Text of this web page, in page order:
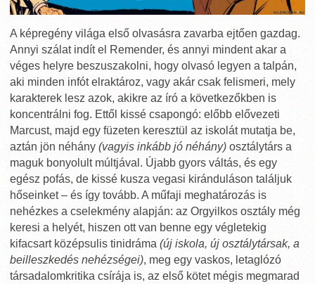
A képregény világa első olvasásra zavarba ejtően gazdag.
Annyi szálat indít el Remender, és annyi mindent akar a
véges helyre beszuszakolni, hogy olvasó legyen a talpán,
aki minden infót elraktároz, vagy akár csak felismeri, mely
karakterek lesz azok, akikre az író a következőkben is
koncentrálni fog. Ettől kissé csapongó: előbb elővezeti
Marcust, majd egy füzeten keresztül az iskolát mutatja be,
aztán jön néhány (vagyis inkább jó néhány) osztálytárs a
maguk bonyolult múltjával. Újabb gyors váltás, és egy
egész pofás, de kissé kusza vegasi kiránduláson találjuk
hőseinket – és így tovább. A műfaji meghatározás is
nehézkes a cselekmény alapján: az Orgyilkos osztály még
keresi a helyét, hiszen ott van benne egy végletekig
kifacsart középsulis tinidráma (új iskola, új osztálytársak, a
beilleszkedés nehézségei), meg egy vaskos, letaglózó
társadalomkritika csírája is, az első kötet mégis megmarad